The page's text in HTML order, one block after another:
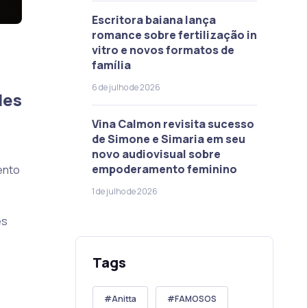
Escritora baiana lança
romance sobre fertilização in
vitro e novos formatos de
família
6 de julho de 2026
Vina Calmon revisita sucesso
de Simone e Simaria em seu
novo audiovisual sobre
empoderamento feminino
1 de julho de 2026
Tags
Anitta FAMOSOS